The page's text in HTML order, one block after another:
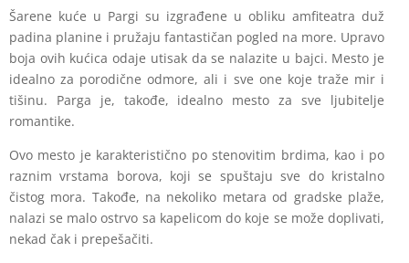
Šarene kuće u Pargi su izgrađene u obliku amfiteatra duž
padina planine i pružaju fantastičan pogled na more. Upravo
boja ovih kućica odaje utisak da se nalazite u bajci. Mesto je
idealno za porodične odmore, ali i sve one koje traže mir i
tišinu. Parga je, takođe, idealno mesto za sve ljubitelje
romantike.
Ovo mesto je karakteristično po stenovitim brdima, kao i po
raznim vrstama borova, koji se spuštaju sve do kristalno
čistog mora. Takođe, na nekoliko metara od gradske plaže,
nalazi se malo ostrvo sa kapelicom do koje se može doplivati,
nekad čak i prepešačiti.